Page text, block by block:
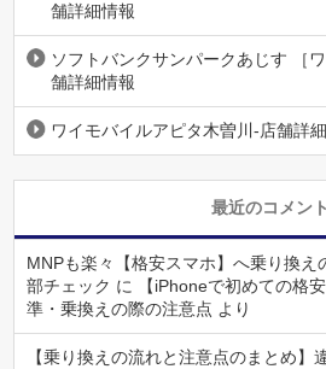
舗詳細情報
ソフトバンクサンパークあじす ［
舗詳細情報
ワイモバイルアピタ木曽川-店舗詳
最近のコメント
MNPも楽々【格安スマホ】へ乗り換え
部チェック に
【iPhoneで初めての格
準・乗換えの際の注意点 より
【乗り換えの流れと注意点のまとめ】